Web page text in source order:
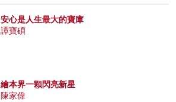
安心是人生最大的寶庫
譚寶碩
繪本界一顆閃亮新星
陳家偉